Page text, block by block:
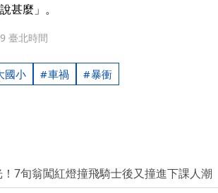
甚麼」。
臺北時間
國小 車禍 暴衝
7旬翁闖紅燈撞飛騎士後又撞進下課人潮